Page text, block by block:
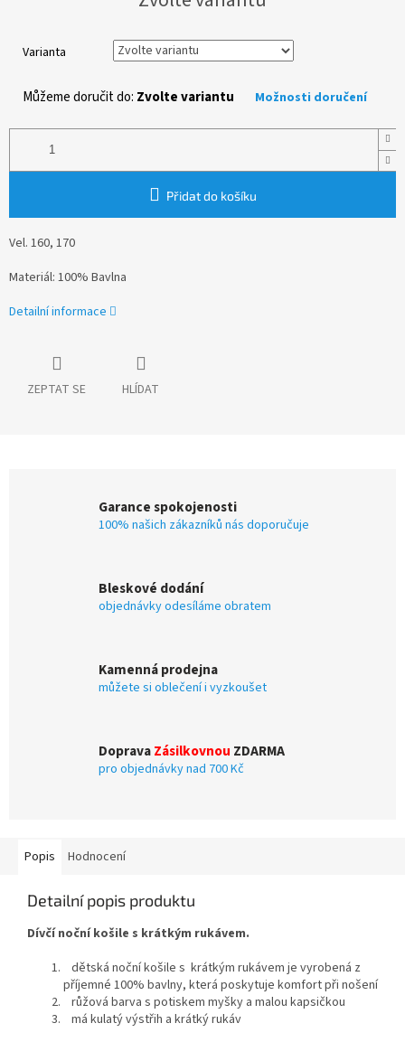
Varianta
Můžeme doručit do: Zvolte variantu Možnosti doručení
Přidat do košíku
Vel. 160, 170
Materiál: 100% Bavlna
Detailní informace
ZEPTAT SE HLÍDAT
Garance spokojenosti
100% našich zákazníků nás doporučuje
Bleskové dodání
objednávky odesíláme obratem
Kamenná prodejna
můžete si oblečení i vyzkoušet
DopravaZásilkovnou ZDARMA
pro objednávky nad 700 Kč
Popis Hodnocení
Detailní popis produktu
Dívčí noční košile s krátkým rukávem.
dětská noční košile s krátkým rukávem je vyrobená z
příjemné 100% bavlny, která poskytuje komfort při nošení
růžová barva s potiskem myšky a malou kapsičkou
má kulatý výstřih a krátký rukáv